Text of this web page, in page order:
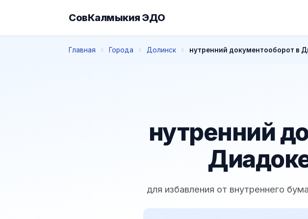
СовКалмыкия ЭДО
Главная Города Долинск нутренний документооборот в
нутренний
для избавления от внутреннего